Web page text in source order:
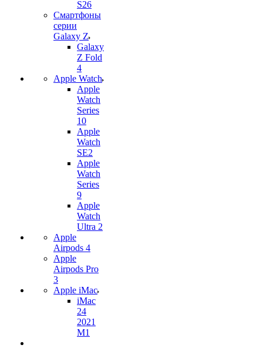
S26
Смартфоны
серии
Galaxy Z
Galaxy
Z Fold
4
Apple Watch
Apple
Watch
Series
10
Apple
Watch
SE2
Apple
Watch
Series
9
Apple
Watch
Ultra 2
Apple
Airpods 4
Apple
Airpods Pro
3
Apple iMac
iMac
24
2021
M1